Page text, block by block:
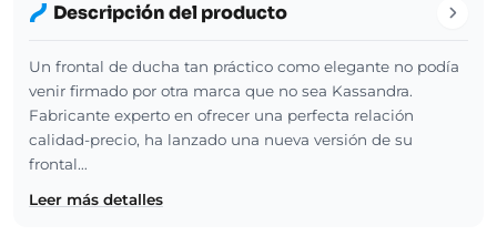
Descripción del producto
Un frontal de ducha tan práctico como elegante no podía
venir firmado por otra marca que no sea Kassandra.
Fabricante experto en ofrecer una perfecta relación
calidad-precio, ha lanzado una nueva versión de su
frontal…
Leer más detalles